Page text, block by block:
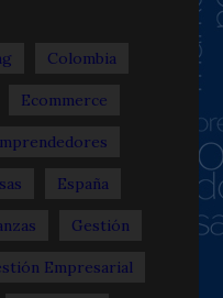
Colombia
Ecommerce
España
Gestión
Empresarial